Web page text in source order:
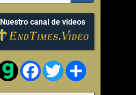
Nuestro canal de videos
FacebookTwitter